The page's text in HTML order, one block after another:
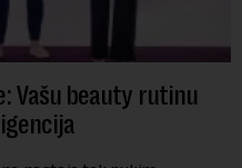
Vašu beauty rutinu